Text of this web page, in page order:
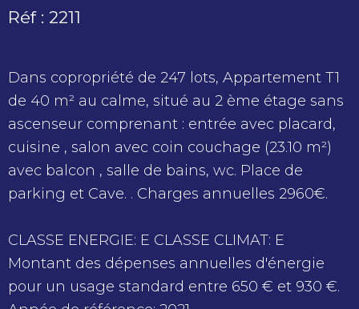
Réf : 2211
Dans copropriété de 247 lots, Appartement T1
de 40 m² au calme, situé au 2 ème étage sans
ascenseur comprenant : entrée avec placard,
cuisine , salon avec coin couchage (23.10 m²)
avec balcon , salle de bains, wc. Place de
parking et Cave. . Charges annuelles 2960€.
CLASSE ENERGIE: E CLASSE CLIMAT: E
Montant des dépenses annuelles d'énergie
pour un usage standard entre 650 € et 930 €.